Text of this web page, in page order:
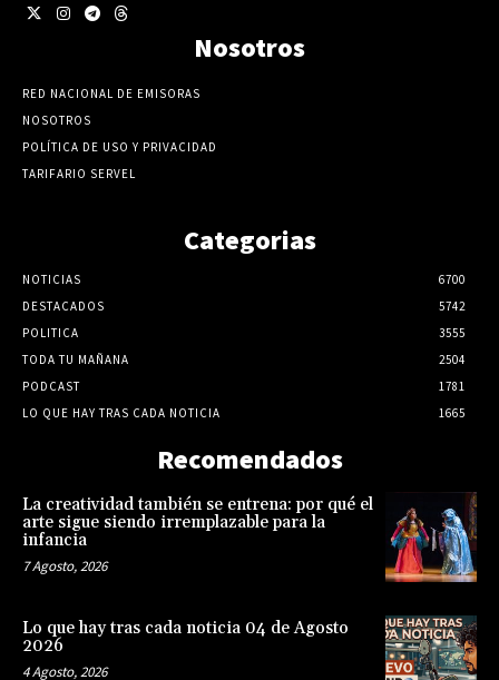
Nosotros
RED NACIONAL DE EMISORAS
NOSOTROS
POLÍTICA DE USO Y PRIVACIDAD
TARIFARIO SERVEL
Categorias
NOTICIAS
6700
DESTACADOS
5742
POLITICA
3555
TODA TU MAÑANA
2504
PODCAST
1781
LO QUE HAY TRAS CADA NOTICIA
1665
Recomendados
La creatividad también se entrena: por qué el
arte sigue siendo irremplazable para la
infancia
7 Agosto, 2026
Lo que hay tras cada noticia 04 de Agosto
2026
4 Agosto, 2026